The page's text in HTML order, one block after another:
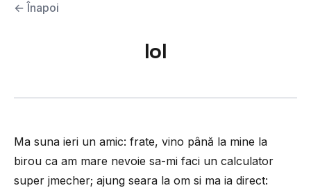
← Înapoi
lol
Ma suna ieri un amic: frate, vino până la mine la
birou ca am mare nevoie sa-mi faci un calculator
super jmecher; ajung seara la om si ma ia direct: